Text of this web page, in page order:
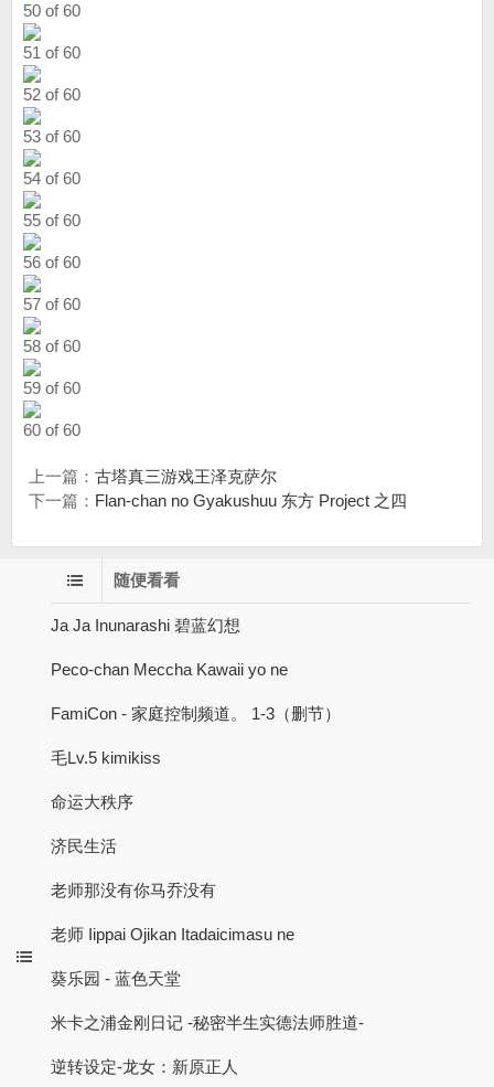
50 of 60
51 of 60
52 of 60
53 of 60
54 of 60
55 of 60
56 of 60
57 of 60
58 of 60
59 of 60
60 of 60
上一篇： 古塔真三游戏王泽克萨尔
下一篇： Flan-chan no Gyakushuu 东方 Project 之四
随便看看
Ja Ja Inunarashi 碧蓝幻想
Peco-chan Meccha Kawaii yo ne
FamiCon - 家庭控制频道。 1-3（删节）
毛Lv.5 kimikiss
命运大秩序
济民生活
老师那没有你马乔没有
老师 Iippai Ojikan Itadaicimasu ne
葵乐园 - 蓝色天堂
米卡之浦金刚日记 -秘密半生实德法师胜道-
逆转设定-龙女：新原正人